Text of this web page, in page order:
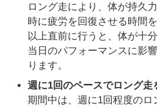
ロング走により、体が持久
時に疲労を回復させる時間
以上直前に行うと、体が十
当日のパフォーマンスに影
ります。
週に1回のペースでロング走
期間中は、週に1回程度のロ